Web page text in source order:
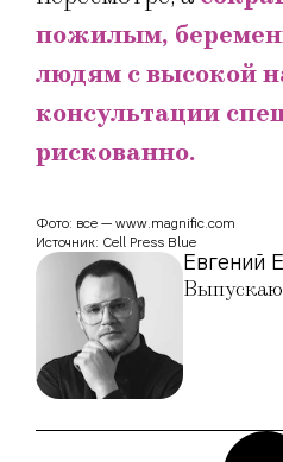
пожилым,
людям с высокой
консультации
рискованно.
Евгений
Фото: все — www.magnific.com
Источник: Cell Press Blue